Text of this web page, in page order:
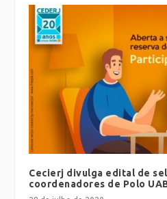
Cecierj divulga edital de
coordenadores de Polo